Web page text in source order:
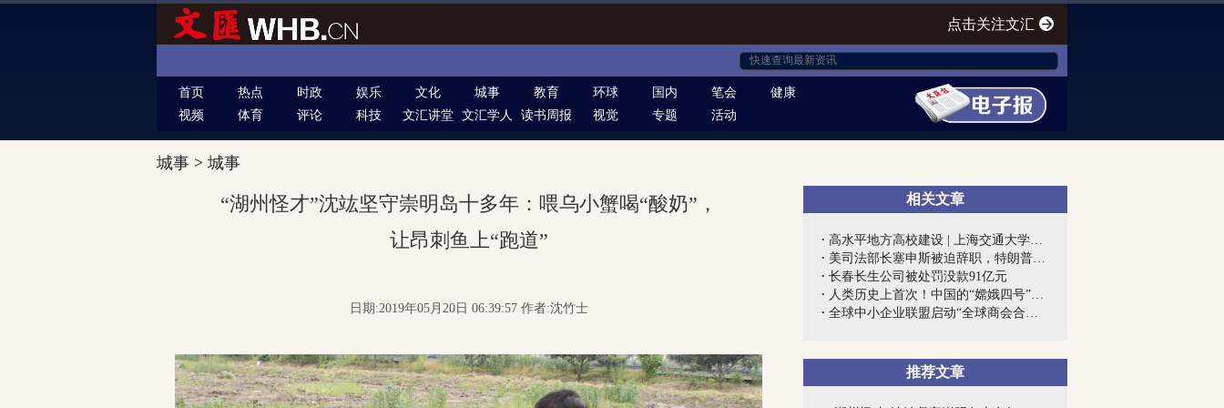
点击关注文汇
首页 热点 时政 娱乐 文化 城事 教育 环球 国内 笔会
健康
视频
体育 评论 科技 文汇讲堂 文汇学人 读书周报 视觉 专题 活动
城事 > 城事
相关文章
高水平地方高校建设 | 上海交通大学医学...
美司法部长塞申斯被迫辞职，特朗普终向“...
长春长生公司被处罚没款91亿元
人类历史上首次！中国的“嫦娥四号”到底...
全球中小企业联盟启动“全球商会合作网”...
推荐文章
“湖州怪才”沈竑坚守崇明岛十多年：喂乌小蟹喝“酸奶”，
让昂刺鱼上“跑道”
日期:2019年05月20日 06:39:57 作者:沈竹士